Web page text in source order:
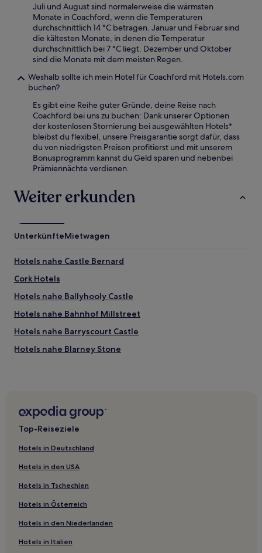
Juli und August sind normalerweise die wärmsten
Monate in Coachford, wenn die Temperaturen
durchschnittlich 14 °C betragen. Januar und Februar sind
die kältesten Monate, in denen die Temperatur
durchschnittlich bei 7 °C liegt. Dezember und Oktober
sind die Monate mit dem meisten Regen.
Weshalb sollte ich mein Hotel für Coachford mit Hotels.com
buchen?
Es gibt eine Reihe guter Gründe, deine Reise nach
Coachford bei uns zu buchen: Dank unserer Optionen
der kostenlosen Stornierung bei ausgewählten Hotels*
bleibst du flexibel, unsere Preisgarantie sorgt dafür, dass
du von niedrigsten Preisen profitierst und mit unserem
Bonusprogramm kannst du Geld sparen und nebenbei
Prämiennächte verdienen.
Weiter erkunden
UnterkünfteMietwagen
Hotels nahe Castle Bernard
Cork Hotels
Hotels nahe Ballyhooly Castle
Hotels nahe Bahnhof Millstreet
Hotels nahe Barryscourt Castle
Hotels nahe Blarney Stone
Passage West Hotels
Dripsey Hotels
Hotels nahe Fota House Arboretum and Gardens
Hotels nahe Saint Peter and Paul's Church
Hotels nahe Mahon Point Shopping Centre
Brooklodge Hotels
Hotels nahe Inchydoney Island Beach
Hotels nahe Cobh Golf Club
Top-Reiseziele
Hotels in Deutschland
Hotels in den USA
Hotels in Tschechien
Hotels in Österreich
Hotels in den Niederlanden
Hotels in Italien